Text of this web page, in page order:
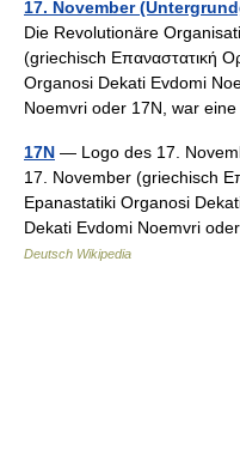
17. November
Die Revolutionäre
(griechisch Επαναστατική
Organosi Dekati Evdomi
Noemvri oder 17N, war
17N — Logo des 17.
17. November (griechisch
Epanastatiki Organosi
Dekati Evdomi Noemvri
Deutsch Wikipedia